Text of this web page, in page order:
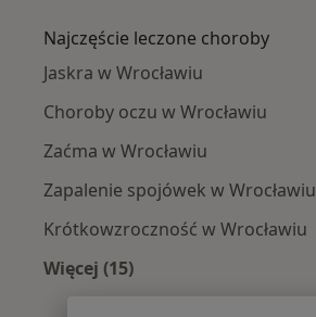
Najczęście leczone choroby
Jaskra w Wrocławiu
Choroby oczu w Wrocławiu
Zaćma w Wrocławiu
Zapalenie spojówek w Wrocławiu
Krótkowzroczność w Wrocławiu
Więcej (15)